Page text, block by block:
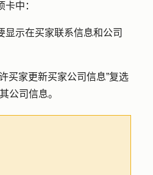
卡中：
显示在买家联系信息和公司
买家更新买家公司信息”复选
公司信息。